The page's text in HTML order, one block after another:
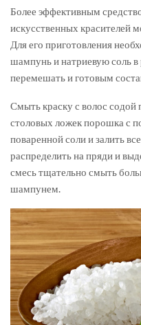
Более эффективным
искусственных красителей
Для его приготовления
шампунь и натриевую соль
перемешать и готовым
Смыть краску с волос содой
столовых ложек порошка с
поваренной соли и залить
распределить на пряди и
смесь тщательно смыть
шампунем.